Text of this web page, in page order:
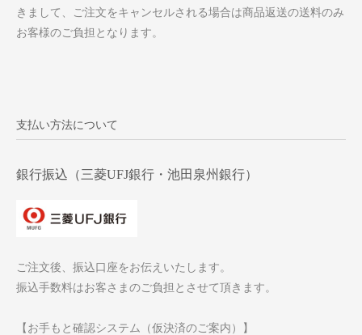
きまして、ご注文をキャンセルされる場合は商品返送の送料のみ
お客様のご負担となります。
支払い方法について
銀行振込（三菱UFJ銀行・池田泉州銀行）
ご注文後、振込口座をお伝えいたします。
振込手数料はお客さまのご負担とさせて頂きます。
【お手もと確認システム（仮決済のご案内）】